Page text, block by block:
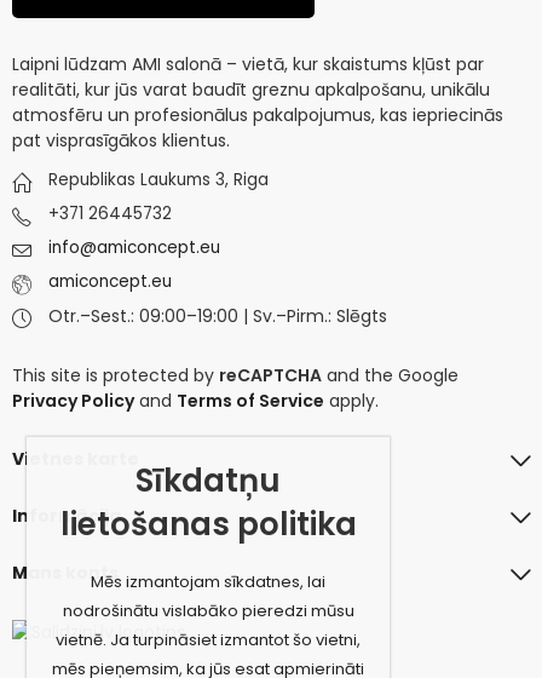
Laipni lūdzam AMI salonā – vietā, kur skaistums kļūst par
realitāti, kur jūs varat baudīt greznu apkalpošanu, unikālu
atmosfēru un profesionālus pakalpojumus, kas iepriecinās
pat visprasīgākos klientus.
Republikas Laukums 3, Riga
+371 26445732
info@amiconcept.eu
amiconcept.eu
Otr.–Sest.: 09:00–19:00 | Sv.–Pirm.: Slēgts
This site is protected by reCAPTCHA and the Google
Privacy Policyand Terms of Service apply.
Vietnes karte
Informācija
Mans konts
Sīkdatņu
lietošanas politika
Mēs izmantojam sīkdatnes, lai
nodrošinātu vislabāko pieredzi mūsu
vietnē. Ja turpināsiet izmantot šo vietni,
mēs pieņemsim, ka jūs esat apmierināti